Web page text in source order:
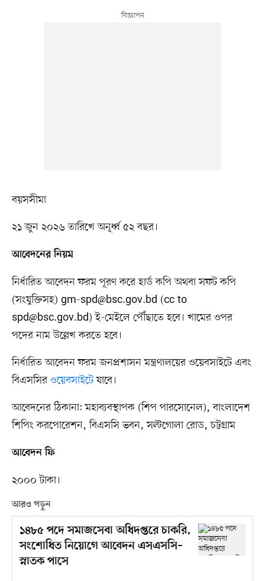
বয়সসীমা
২১ জুন ২০২৬ তারিখে অনূর্ধ্ব ৫২ বছর।
আবেদনের নিয়ম
নির্ধারিত আবেদন ফরম পূরণ করে হার্ড কপি অথবা সফট কপি
(সংযুক্তিসহ) gm-spd@bsc.gov.bd (cc to
spd@bsc.gov.bd) ই-মেইলে পৌঁছাতে হবে। খামের ওপর
পদের নাম উল্লেখ করতে হবে।
নির্ধারিত আবেদন ফরম জনপ্রশাসন মন্ত্রণালয়ের ওয়েবসাইটে এবং
বিএসসির ওয়েবসাইটেযাবে।
আবেদনের ঠিকানা: মহাব্যবস্থাপক (শিপ পারসোনেল), বাংলাদেশ
শিপিং করপোরেশন, বিএসসি ভবন, সল্টগোলা রোড, চট্টগ্রাম
আবেদন ফি
২০০০ টাকা।
আরও পড়ুন
১৪৮৫ পদে সমাজসেবা অধিদপ্তরে চাকরি,
সংশোধিত নিয়োগে আবেদন এসএসসি–
স্নাতক পাসে